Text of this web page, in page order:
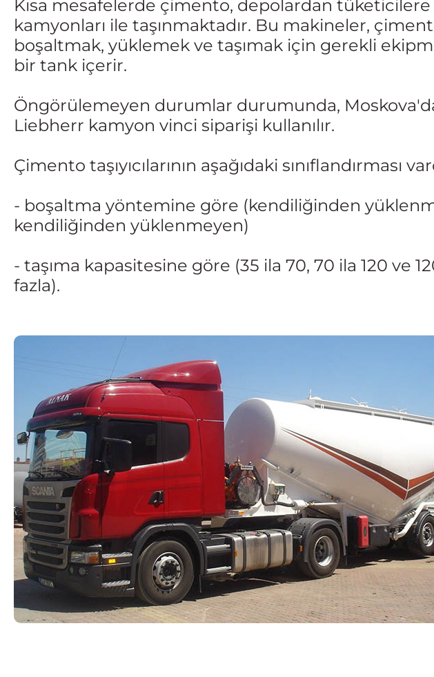
Kısa mesafelerde çimento, depolardan
kamyonları ile taşınmaktadır. Bu makineler,
boşaltmak, yüklemek ve taşımak için gerekli
bir tank içerir.
Öngörülemeyen durumlar durumunda,
Liebherr kamyon vinci siparişi kullanılır.
Çimento taşıyıcılarının aşağıdaki sınıflandırması
- boşaltma yöntemine göre (kendiliğinden
kendiliğinden yüklenmeyen)
- taşıma kapasitesine göre (35 ila 70, 70 ila 120 ve
fazla).